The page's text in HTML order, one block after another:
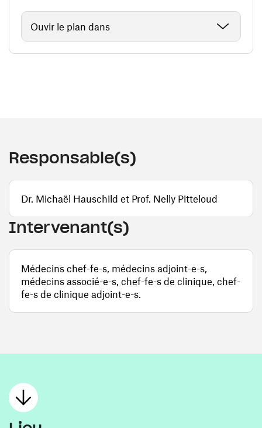
Ouvir le plan dans
Responsable(s)
Dr. Michaël Hauschild et Prof. Nelly Pitteloud
Intervenant(s)
Médecins chef-fe-s, médecins adjoint-e-s,
médecins associé-e-s, chef-fe-s de clinique, chef-
fe-s de clinique adjoint-e-s.